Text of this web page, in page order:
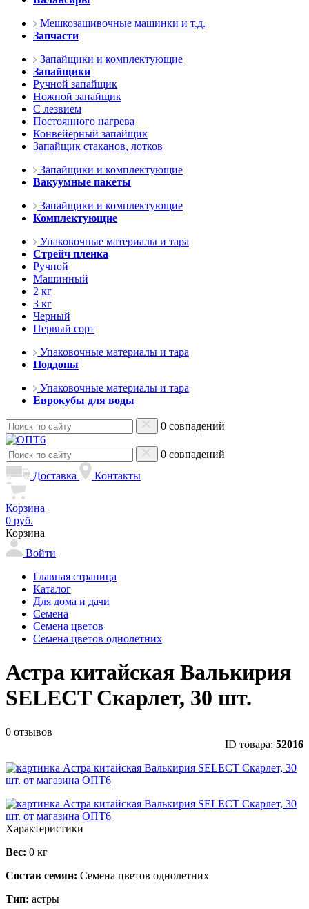
Мешкозашивочные машинки и т.д.
Запчасти
Запайщики и комплектующие
Запайщики
Ручной запайщик
Ножной запайщик
С лезвием
Постоянного нагрева
Конвейерный запайщик
Запайщик стаканов, лотков
Запайщики и комплектующие
Вакуумные пакеты
Запайщики и комплектующие
Комплектующие
Упаковочные материалы и тара
Стрейч пленка
Ручной
Машинный
2 кг
3 кг
Черный
Первый сорт
Упаковочные материалы и тара
Поддоны
Упаковочные материалы и тара
Еврокубы для воды
0 совпадений
0 совпадений
Доставка
Контакты
Корзина
0 руб.
Корзина
Войти
Главная страница
Каталог
Для дома и дачи
Семена
Семена цветов
Семена цветов однолетних
Астра китайская Валькирия
SELECT Скарлет, 30 шт.
0 отзывов
ID товара: 52016
Характеристики
Вес: 0 кг
Состав семян: Семена цветов однолетних
Тип: астры